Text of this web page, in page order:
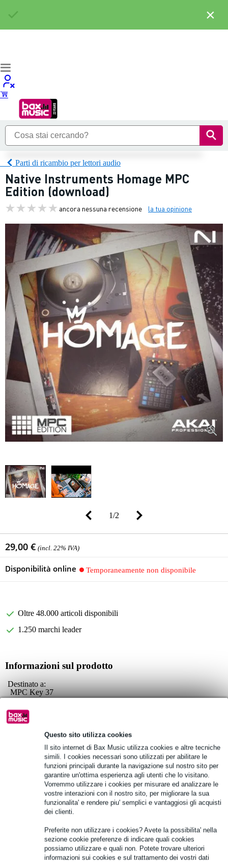
Questo sito utilizza cookies
Il sito internet di Bax Music utilizza cookies e altre tecniche
simili. I cookies necessari sono utilizzati per abilitare le
funzioni principali durante la navigazione sul nostro sito per
garantire un'ottima esperienza agli utenti che lo visitano.
Vorremmo utilizzare i cookies per misurare ed analizzare le
vostre interazioni con il nostro sito, per migliorare la sua
funzionalita' e rendere piu' semplici e vantaggiosi gli acquisti
dei clienti.
Preferite non utilizzare i cookies? Avete la possibilita' nella
sezione cookie preferenze di indicare quali cookies
possiamo utilizzare e quali non. Potete trovare ulteriori
informazioni sui cookies e sul trattamento dei vostri dati
Parti di ricambio per lettori audio
Native Instruments Homage MPC
Edition (download)
ancora nessuna recensione la tua opinione
1/2
29,00 € (incl. 22% IVA)
Disponibilità online Temporaneamente non disponibile
Oltre 48.000 articoli disponibili
1.250 marchi leader
Informazioni sul prodotto
Destinato a:
MPC Key 37
MPC X Edizione speciale
Versione: MPC 3.4 o superiore
Specifiche complete
Vedi anche (4)
Vedi anche (9)
×